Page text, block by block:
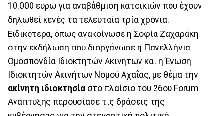
10.000 ευρώ για αναβάθμιση κατοικιών που έχουν
δηλωθεί κενές τα τελευταία τρία χρόνια.
Ειδικότερα, όπως ανακοίνωσε η Σοφία Ζαχαράκη
στην εκδήλωση που διοργάνωσε η Πανελλήνια
Ομοσπονδία Ιδιοκτητών Ακινήτων και η Ένωση
Ιδιοκτητών Ακινήτων Νομού Αχαΐας, με θέμα την
ακίνητη ιδιοκτησία στο πλαίσιο του 26ου Forum
Ανάπτυξης παρουσίασε τις δράσεις της